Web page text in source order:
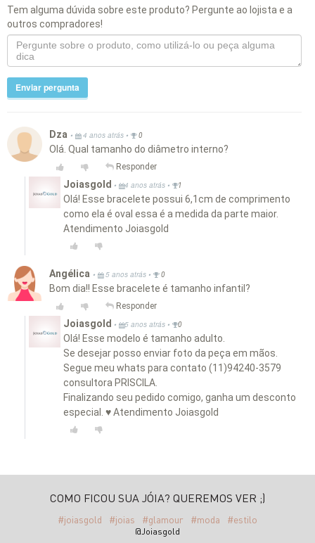
Tem alguma dúvida sobre este produto? Pergunte ao lojista e a
outros compradores!
Enviar pergunta
Dza • 4 anos atrás • 0
Olá. Qual tamanho do diâmetro interno?
Responder
Joiasgold • 4 anos atrás • 1
Olá! Esse bracelete possui 6,1cm de comprimento
como ela é oval essa é a medida da parte maior.
Atendimento Joiasgold
Angélica • 5 anos atrás • 0
Bom dia!! Esse bracelete é tamanho infantil?
Responder
Joiasgold • 5 anos atrás • 0
Olá! Esse modelo é tamanho adulto.
Se desejar posso enviar foto da peça em mãos.
Segue meu whats para contato (11)94240-3579
consultora PRISCILA.
Finalizando seu pedido comigo, ganha um desconto
especial. ♥ Atendimento Joiasgold
COMO FICOU SUA JÓIA? QUEREMOS VER ;)
#joiasgold #joias #glamour #moda #estilo
@Joiasgold